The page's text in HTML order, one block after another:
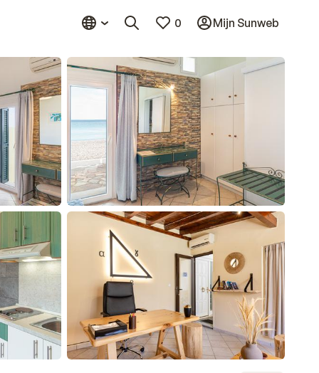
0 Mijn Sunweb